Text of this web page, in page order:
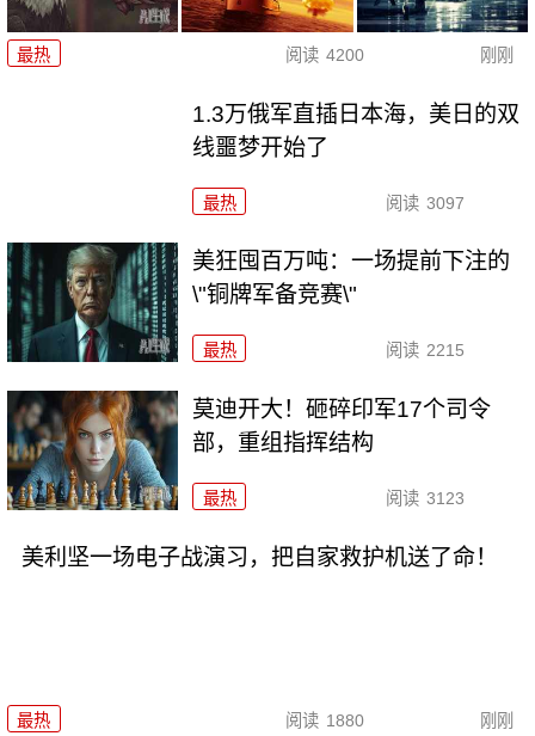
最热 阅读 4200 刚刚
1.3万俄军直插日本海，美日的双
线噩梦开始了
最热 阅读 3097
美狂囤百万吨：一场提前下注的
\"铜牌军备竞赛\"
最热 阅读 2215
莫迪开大！砸碎印军17个司令
部，重组指挥结构
最热 阅读 3123
美利坚一场电子战演习，把自家救护机送了命！
最热 阅读 1880 刚刚